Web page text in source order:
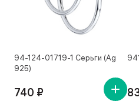
94-124-01719-1 Серьги (Ag
925)
740 ₽